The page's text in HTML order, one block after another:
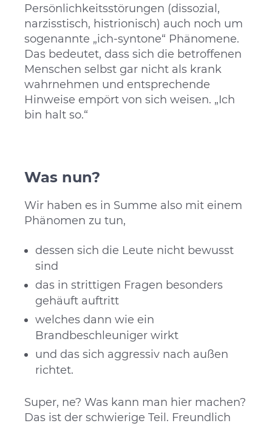
Persönlichkeitsstörungen (dissozial,
narzisstisch, histrionisch) auch noch um
sogenannte „ich-syntone“ Phänomene.
Das bedeutet, dass sich die betroffenen
Menschen selbst gar nicht als krank
wahrnehmen und entsprechende
Hinweise empört von sich weisen. „Ich
bin halt so.“
Was nun?
Wir haben es in Summe also mit einem
Phänomen zu tun,
dessen sich die Leute nicht bewusst
sind
das in strittigen Fragen besonders
gehäuft auftritt
welches dann wie ein
Brandbeschleuniger wirkt
und das sich aggressiv nach außen
richtet.
Super, ne? Was kann man hier machen?
Das ist der schwierige Teil. Freundlich